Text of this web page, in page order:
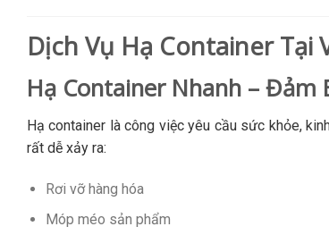
Dịch Vụ Hạ Container Tại
Hạ Container Nhanh – Đảm
Hạ container là công việc yêu cầu sức khỏe,
rất dễ xảy ra:
Rơi vỡ hàng hóa
Móp méo sản phẩm